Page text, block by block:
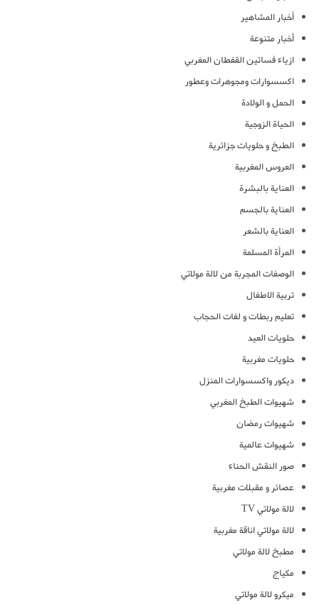
أخبار المشاهير
أخبار متنوعة
ازياء فساتين القفطان المغربي
اكسسوارات ومجوهرات وعطور
الحمل و الولادة
الحياة الزوجية
الطبخ و حلويات جزائرية
العروس المغربية
العناية بالبشرة
العناية بالجسم
العناية بالشعر
المرأة المسلمة
الوصفات المجربة من لالة مولاتي
تربية الاطفال
تعليم ربطات و لفات الحجاب
حلويات العيد
حلويات مغربية
ديكور واكسسوارات المنزل
شهيوات الطبخ المغربي
شهيوات رمضان
شهيوات عالمية
صور النقش الحناء
عصائر و مقبلات مغربية
لالة مولاتي TV
لالة مولاتي اناقة مغربية
مطبخ لالة مولاتي
مكياج
ميكرو لالة مولاتي